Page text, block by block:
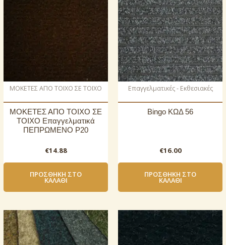
ΜΟΚΕΤΕΣ ΑΠΟ ΤΟΙΧΟ ΣΕ ΤΟΙΧΟ
ΜΟΚΕΤΕΣ ΑΠΟ ΤΟΙΧΟ ΣΕ
ΤΟΙΧΟ Επαγγελματικά
ΠΕΠΡΩΜΕΝΟ P20
€14.88
ΠΡΟΣΘΉΚΗ ΣΤΟ
ΚΑΛΆΘΙ
Επαγγελματικές - Εκθεσιακές
Bingo ΚΩΔ 56
€16.00
ΠΡΟΣΘΉΚΗ ΣΤΟ
ΚΑΛΆΘΙ